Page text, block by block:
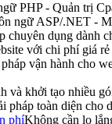
PHP - Quản trị
ngữ ASP/.NET -
chuyên dụng dành
với chi phí giá rẻ
vận hành cho
và khởi tạo nhiều
pháp toàn diện cho
phíKhông cần lo